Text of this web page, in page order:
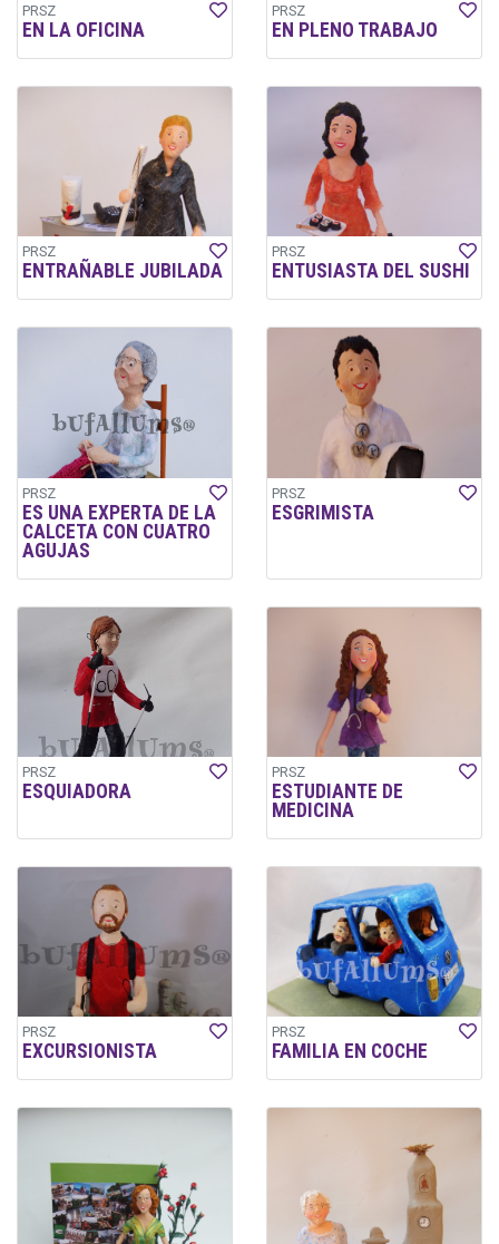
PRSZ
EN LA OFICINA
PRSZ
EN PLENO TRABAJO
PRSZ
ENTRAÑABLE JUBILADA
PRSZ
ENTUSIASTA DEL SUSHI
PRSZ
ES UNA EXPERTA DE LA
CALCETA CON CUATRO
AGUJAS
PRSZ
ESGRIMISTA
PRSZ
ESQUIADORA
PRSZ
ESTUDIANTE DE
MEDICINA
PRSZ
EXCURSIONISTA
PRSZ
FAMILIA EN COCHE